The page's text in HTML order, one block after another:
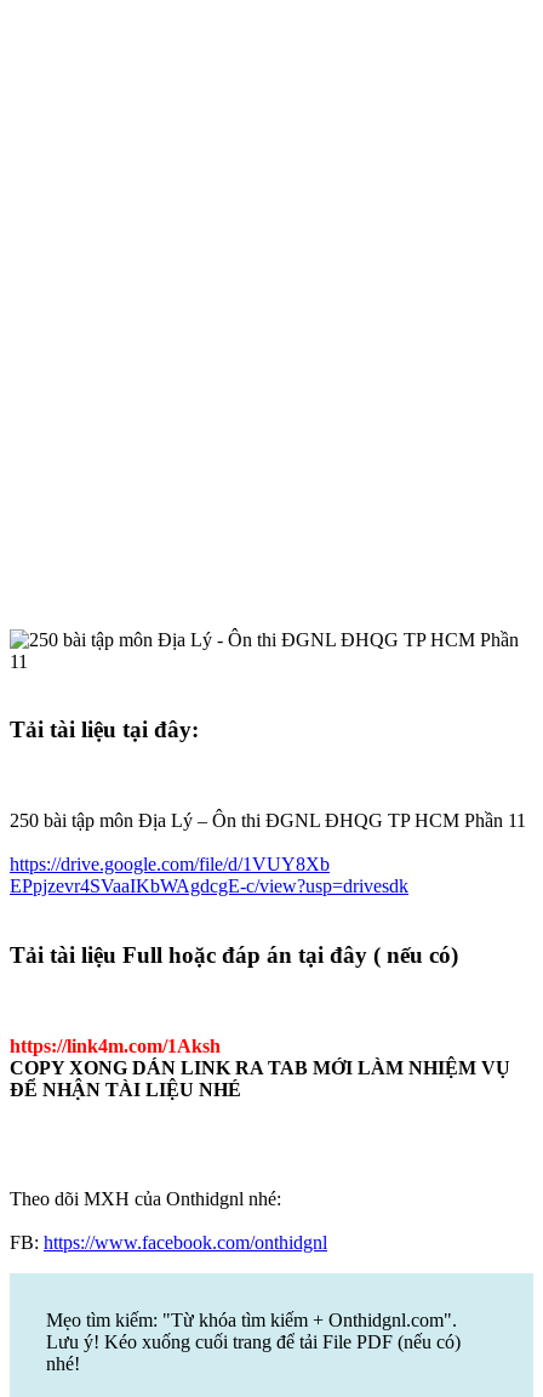
Tải tài liệu tại đây:
250 bài tập môn Địa Lý – Ôn thi ĐGNL ĐHQG TP HCM Phần 11
https://drive.google.com/file/d/1VUY8Xb
EPpjzevr4SVaaIKbWAgdcgE-c/view?usp=drivesdk
Tải tài liệu Full hoặc đáp án tại đây ( nếu có)
https://link4m.com/1Aksh
COPY XONG DÁN LINK RA TAB MỚI LÀM NHIỆM VỤ
ĐỂ NHẬN TÀI LIỆU NHÉ
Theo dõi MXH của Onthidgnl nhé:
FB: https://www.facebook.com/onthidgnl
Mẹo tìm kiếm: "Từ khóa tìm kiếm + Onthidgnl.com".
Lưu ý! Kéo xuống cuối trang để tải File PDF (nếu có)
nhé!